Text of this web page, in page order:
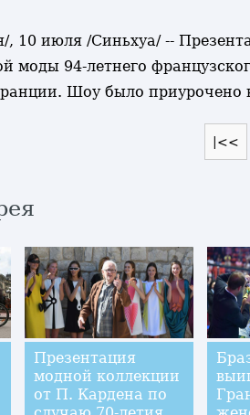
10 июля /Синьхуа/ --
моды 94-летнего
Шоу было приурочено
|<<
Презентация
модной коллекции
от П. Кардена по